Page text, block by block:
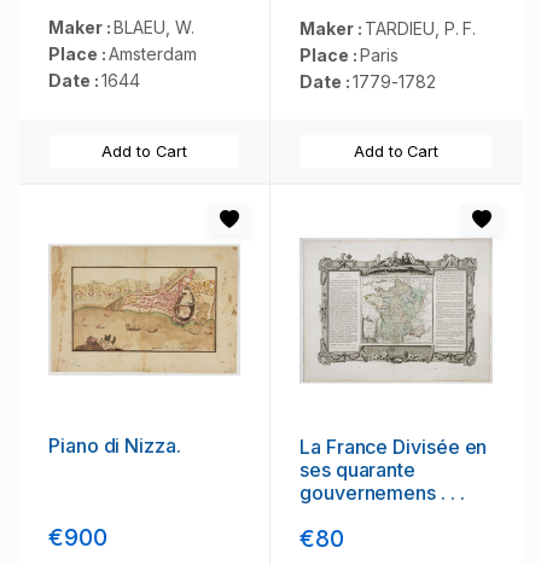
Maker :BLAEU, W.
Place :Amsterdam
Date :1644
Add to Cart
Maker : TARDIEU, P. F.
Place :Paris
Date :1779-1782
Add to Cart
Piano di Nizza.
€900
La France Divisée en
ses quarante
gouvernemens . . .
€80